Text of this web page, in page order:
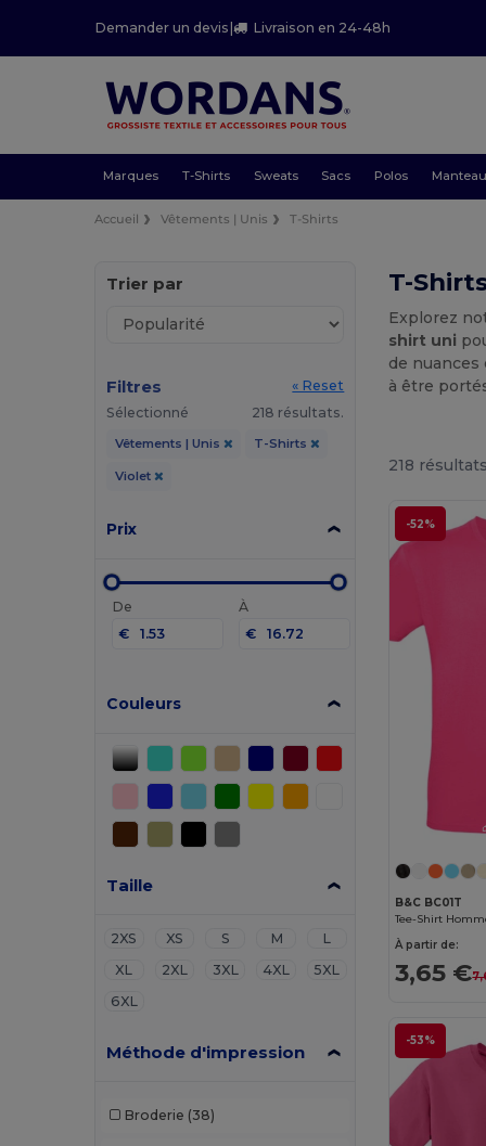
Demander un devis | Livraison en 24-48h
Marques T-Shirts Sweats Sacs Polos
Accueil Vêtements | Unis T-Shirts
Trier par
Filtres
« Reset
Sélectionné
218 résultats.
Vêtements | Unis T-Shirts
Violet
Prix
De
€
À
€
Couleurs
Taille
2XS XS S M
L
XL
2XL 3XL 4XL
5XL
6XL
Méthode d'impression
Broderie (38)
T-
Explorez
shirt uni
de nuances
à être
218
-52%
B&C BC01T
Tee-Shirt
À partir de:
3,65 €
-53%